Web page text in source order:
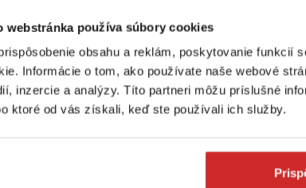
webstránka používa súbory cookies
obsahu a reklám, poskytovanie funkcií
Informácie o tom, ako používate naše webové
inzercie a analýzy. Títo partneri môžu príslušné
ktoré od vás získali, keď ste používali ich služby.
Zaregistrujte sa
o aktuálnych